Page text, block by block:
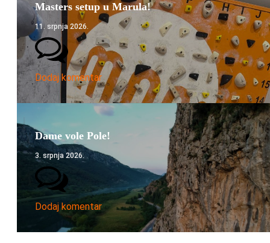
Masters setup u Marula!
11. srpnja 2026.
Dodaj komentar
Dame vole Pole!
3. srpnja 2026.
Dodaj komentar